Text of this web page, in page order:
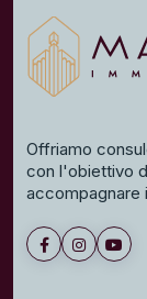
Offriamo
con l'obiettivo
accompagnare